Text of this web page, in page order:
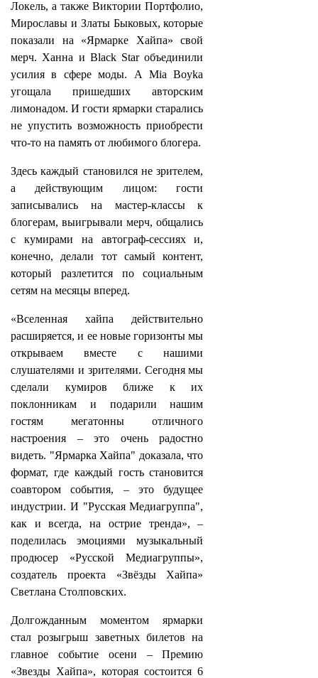
Локель, а также Виктории Портфолио,
Мирославы и Златы Быковых, которые
показали на «Ярмарке Хайпа» свой
мерч. Ханна и Black Star объединили
усилия в сфере моды. А Mia Boyka
угощала пришедших авторским
лимонадом. И гости ярмарки старались
не упустить возможность приобрести
что-то на память от любимого блогера.
Здесь каждый становился не зрителем,
а действующим лицом: гости
записывались на мастер-классы к
блогерам, выигрывали мерч, общались
с кумирами на автограф-сессиях и,
конечно, делали тот самый контент,
который разлетится по социальным
сетям на месяцы вперед.
«Вселенная хайпа действительно
расширяется, и ее новые горизонты мы
открываем вместе с нашими
слушателями и зрителями. Сегодня мы
сделали кумиров ближе к их
поклонникам и подарили нашим
гостям мегатонны отличного
настроения – это очень радостно
видеть. "Ярмарка Хайпа" доказала, что
формат, где каждый гость становится
соавтором события, – это будущее
индустрии. И "Русская Медиагруппа",
как и всегда, на острие тренда», –
поделилась эмоциями музыкальный
продюсер «Русской Медиагруппы»,
создатель проекта «Звёзды Хайпа»
Светлана Столповских.
Долгожданным моментом ярмарки
стал розыгрыш заветных билетов на
главное событие осени – Премию
«Звезды Хайпа», которая состоится 6